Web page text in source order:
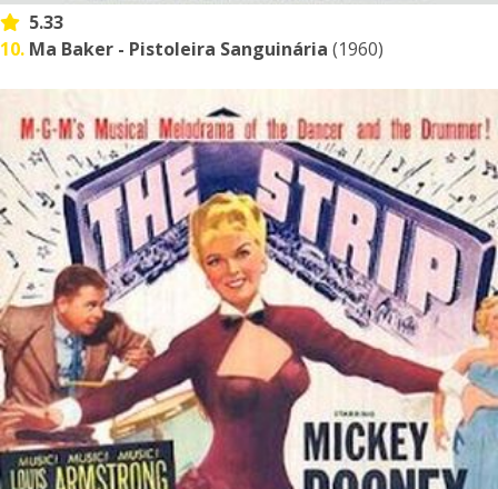
5.33
10. Ma Baker - Pistoleira Sanguinária (1960)